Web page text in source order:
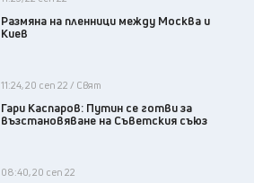
Размяна на пленници между Москва и
Киев
11:24, 20 сеп 22 / Свят
Гари Каспаров: Путин се готви за
възстановяване на Съветския съюз
08:40, 20 сеп 22